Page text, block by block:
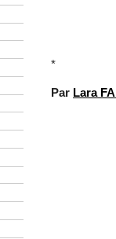
*
Par Lara